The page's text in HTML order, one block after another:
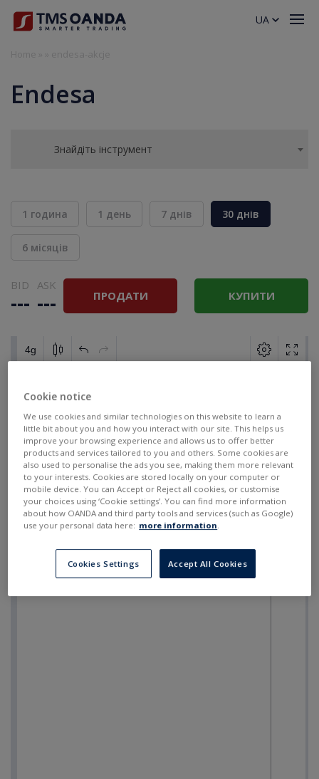
Endesa
Знайдіть інструмент
1 година 1 день 7 днів 30 днів
6 місяців
BID
---
ASK
--- ПРОДАТИ КУПИТИ
UA
Cookie notice
We use cookies and similar technologies on this website to learn a
little bit about you and how you interact with our site. This helps us
improve your browsing experience and allows us to offer better
products and services tailored to you and others. Some cookies are
also used to personalise the ads you see, making them more relevant
to your interests. Cookies are stored locally on your computer or
mobile device. You can Accept or Reject all cookies, or customise
your choices using ‘Cookie settings’. You can find more information
about how OANDA and third party tools and services (such as Google)
use your personal data here: more information.
Cookies Settings Accept All Cookies